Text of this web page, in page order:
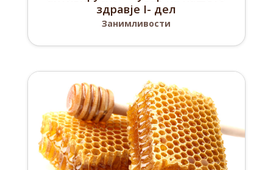
здравје I- дел
Занимливости